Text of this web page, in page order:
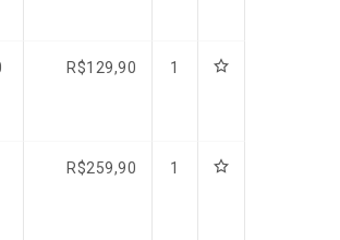
R$129,90 1
R$259,90 1